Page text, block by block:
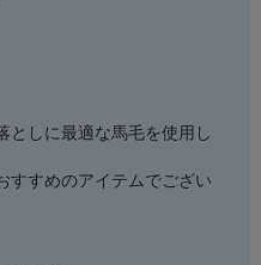
としに最適な馬毛を使用し
すすめのアイテムでござい